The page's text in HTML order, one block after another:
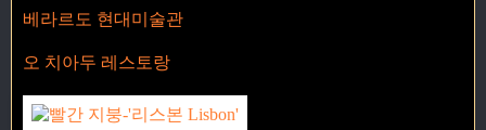
베라르도 현대미술관
오 치아두 레스토랑